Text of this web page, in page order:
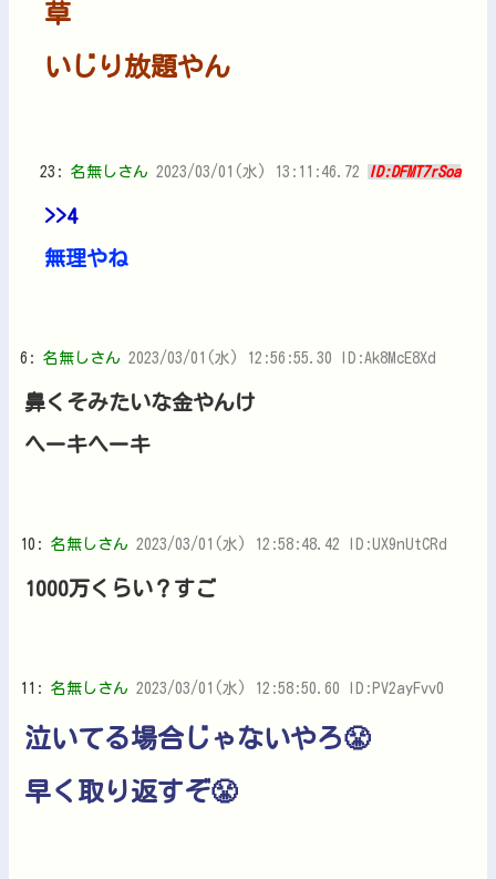
草
いじり放題やん
23: 名無しさん 2023/03/01(水) 13:11:46.72 ID:DFMT7rSoa
>>4
無理やね
6: 名無しさん 2023/03/01(水) 12:56:55.30 ID:Ak8McE8Xd
鼻くそみたいな金やんけ
ヘーキヘーキ
10: 名無しさん 2023/03/01(水) 12:58:48.42 ID:UX9nUtCRd
1000万くらい？すご
11: 名無しさん 2023/03/01(水) 12:58:50.60 ID:PV2ayFvv0
泣いてる場合じゃないやろ😤
早く取り返すぞ😤